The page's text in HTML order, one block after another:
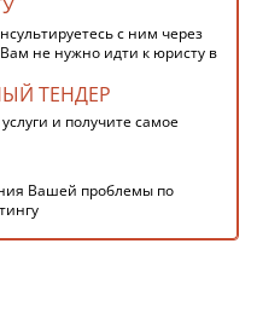
с ним через
Вам не нужно идти к юристу в
ТЕНДЕР
и получите самое
Вашей проблемы по